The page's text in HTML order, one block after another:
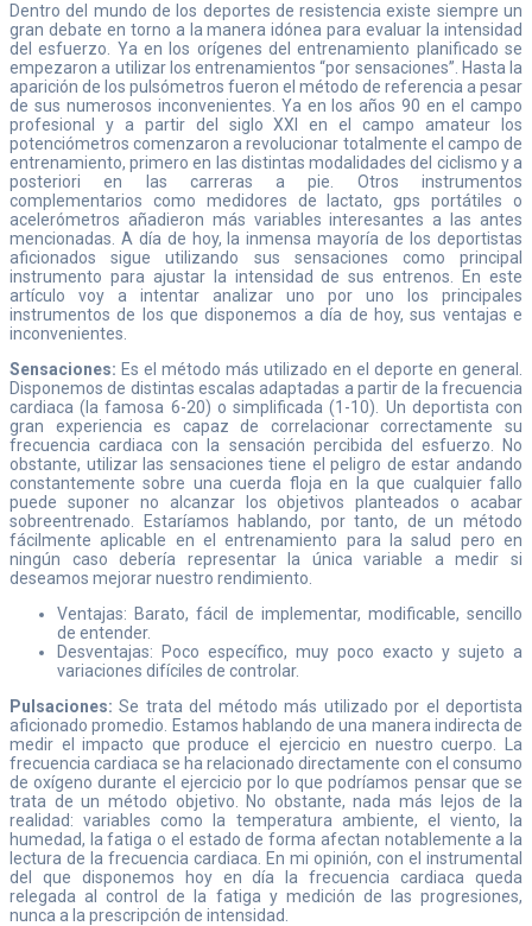
Dentro del mundo de los deportes de resistencia existe siempre un
gran debate en torno a la manera idónea para evaluar la intensidad
del esfuerzo. Ya en los orígenes del entrenamiento planificado se
empezaron a utilizar los entrenamientos “por sensaciones”. Hasta la
aparición de los pulsómetros fueron el método de referencia a pesar
de sus numerosos inconvenientes. Ya en los años 90 en el campo
profesional y a partir del siglo XXI en el campo amateur los
potenciómetros comenzaron a revolucionar totalmente el campo de
entrenamiento, primero en las distintas modalidades del ciclismo y a
posteriori en las carreras a pie. Otros instrumentos
complementarios como medidores de lactato, gps portátiles o
acelerómetros añadieron más variables interesantes a las antes
mencionadas. A día de hoy, la inmensa mayoría de los deportistas
aficionados sigue utilizando sus sensaciones como principal
instrumento para ajustar la intensidad de sus entrenos. En este
artículo voy a intentar analizar uno por uno los principales
instrumentos de los que disponemos a día de hoy, sus ventajas e
inconvenientes.
Sensaciones: Es el método más utilizado en el deporte en general.
Disponemos de distintas escalas adaptadas a partir de la frecuencia
cardiaca (la famosa 6-20) o simplificada (1-10). Un deportista con
gran experiencia es capaz de correlacionar correctamente su
frecuencia cardiaca con la sensación percibida del esfuerzo. No
obstante, utilizar las sensaciones tiene el peligro de estar andando
constantemente sobre una cuerda floja en la que cualquier fallo
puede suponer no alcanzar los objetivos planteados o acabar
sobreentrenado. Estaríamos hablando, por tanto, de un método
fácilmente aplicable en el entrenamiento para la salud pero en
ningún caso debería representar la única variable a medir si
deseamos mejorar nuestro rendimiento.
Ventajas: Barato, fácil de implementar, modificable, sencillo
de entender.
Desventajas: Poco específico, muy poco exacto y sujeto a
variaciones difíciles de controlar.
Pulsaciones:Se trata del método más utilizado por el deportista
aficionado promedio. Estamos hablando de una manera indirecta de
medir el impacto que produce el ejercicio en nuestro cuerpo. La
frecuencia cardiaca se ha relacionado directamente con el consumo
de oxígeno durante el ejercicio por lo que podríamos pensar que se
trata de un método objetivo. No obstante, nada más lejos de la
realidad: variables como la temperatura ambiente, el viento, la
humedad, la fatiga o el estado de forma afectan notablemente a la
lectura de la frecuencia cardiaca. En mi opinión, con el instrumental
del que disponemos hoy en día la frecuencia cardiaca queda
relegada al control de la fatiga y medición de las progresiones,
nunca a la prescripción de intensidad.